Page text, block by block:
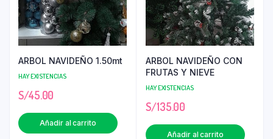
ARBOL NAVIDEÑO 1.50mt
HAY EXISTENCIAS
S/45.00
Añadir al carrito
ARBOL NAVIDEÑO CON
FRUTAS Y NIEVE
HAY EXISTENCIAS
S/135.00
Añadir al carrito